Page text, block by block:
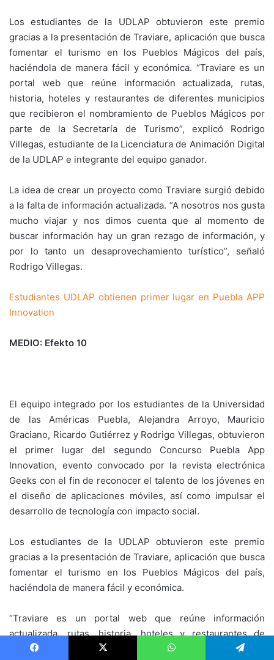
Los estudiantes de la UDLAP obtuvieron este premio
gracias a la presentación de Traviare, aplicación que busca
fomentar el turismo en los Pueblos Mágicos del país,
haciéndola de manera fácil y económica. “Traviare es un
portal web que reúne información actualizada, rutas,
historia, hoteles y restaurantes de diferentes municipios
que recibieron el nombramiento de Pueblos Mágicos por
parte de la Secretaría de Turismo”, explicó Rodrigo
Villegas, estudiante de la Licenciatura de Animación Digital
de la UDLAP e integrante del equipo ganador.
La idea de crear un proyecto como Traviare surgió debido
a la falta de información actualizada. “A nosotros nos gusta
mucho viajar y nos dimos cuenta que al momento de
buscar información hay un gran rezago de información, y
por lo tanto un desaprovechamiento turístico”, señaló
Rodrigo Villegas.
Estudiantes UDLAP obtienen primer lugar en Puebla APP
Innovation
MEDIO: Efekto 10
El equipo integrado por los estudiantes de la Universidad
de las Américas Puebla, Alejandra Arroyo, Mauricio
Graciano, Ricardo Gutiérrez y Rodrigo Villegas, obtuvieron
el primer lugar del segundo Concurso Puebla App
Innovation, evento convocado por la revista electrónica
Geeks con el fin de reconocer el talento de los jóvenes en
el diseño de aplicaciones móviles, así como impulsar el
desarrollo de tecnología con impacto social.
Los estudiantes de la UDLAP obtuvieron este premio
gracias a la presentación de Traviare, aplicación que busca
fomentar el turismo en los Pueblos Mágicos del país,
haciéndola de manera fácil y económica.
“Traviare es un portal web que reúne información
actualizada, rutas, historia, hoteles y restaurantes de
diferentes municipios que recibieron el nombramiento de